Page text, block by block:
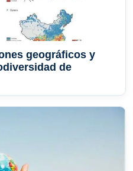
geográficos y
de